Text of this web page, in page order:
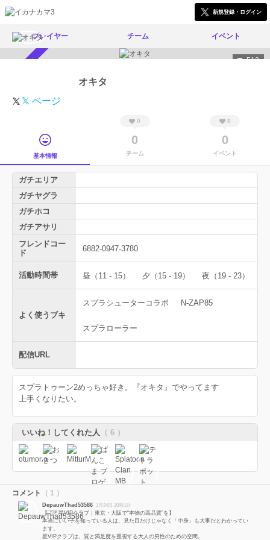
新規登録・ログイン
プレイヤー チーム イベント
512
オキタ
𝕏 ページ
基本情報
0
0
チーム
0
0
イベント
ガチエリア
ガチヤグラ
ガチホコ
ガチアサリ
フレンドコー
ド
6882-0947-3780
活動時間帯 昼（11 - 15） 夕（15 - 19） 夜（19 - 23）
よく使うブキ
スプラシューターコラボ N-ZAP85
スプラローラー
配信URL
スプラトゥーン2めっちゃ好き。『オキタ』でやってます
上手くなりたい。
いいね！してくれた人 （ 6 ）
コメント （ 1 ）
DepauwThad53586 1月24日 20時1分
【🇯🇵星VIPクラブ｜東京・大阪で“本物の高品質”を】
本当にいい子を知っている人は、見た目だけじゃなく「中身」も大事だとわかってい
ます。
星VIPクラブは、質と満足度を重視する大人の男性のための空間。